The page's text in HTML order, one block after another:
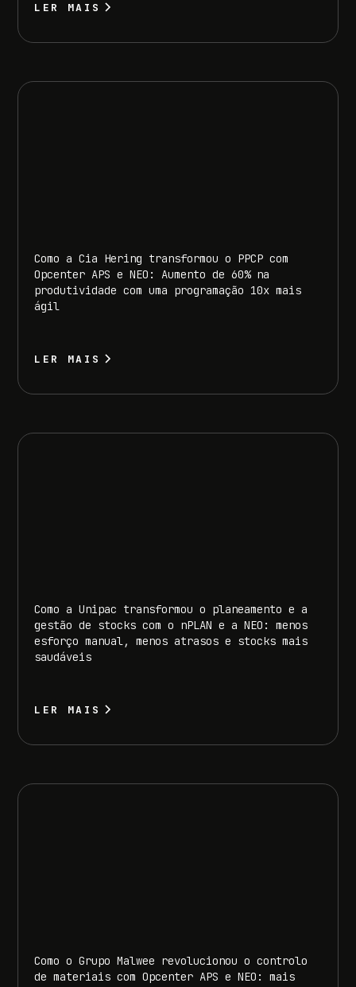
LER MAIS
Como a Cia Hering transformou o PPCP com
Opcenter APS e NEO: Aumento de 60% na
produtividade com uma programação 10x mais
ágil
LER MAIS
Como a Unipac transformou o planeamento e a
gestão de stocks com o nPLAN e a NEO: menos
esforço manual, menos atrasos e stocks mais
saudáveis
LER MAIS
Como o Grupo Malwee revolucionou o controlo
de materiais com Opcenter APS e NEO: mais